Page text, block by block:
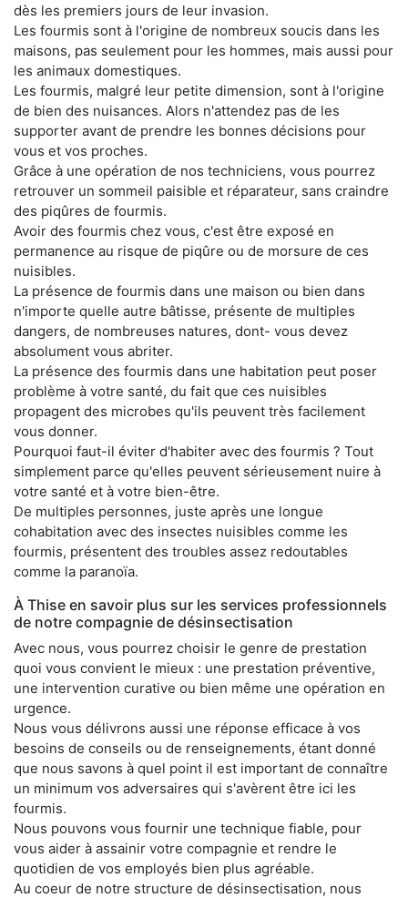
dès les premiers jours de leur invasion.
Les fourmis sont à l'origine de nombreux soucis dans les
maisons, pas seulement pour les hommes, mais aussi pour
les animaux domestiques.
Les fourmis, malgré leur petite dimension, sont à l'origine
de bien des nuisances. Alors n'attendez pas de les
supporter avant de prendre les bonnes décisions pour
vous et vos proches.
Grâce à une opération de nos techniciens, vous pourrez
retrouver un sommeil paisible et réparateur, sans craindre
des piqûres de fourmis.
Avoir des fourmis chez vous, c'est être exposé en
permanence au risque de piqûre ou de morsure de ces
nuisibles.
La présence de fourmis dans une maison ou bien dans
n'importe quelle autre bâtisse, présente de multiples
dangers, de nombreuses natures, dont- vous devez
absolument vous abriter.
La présence des fourmis dans une habitation peut poser
problème à votre santé, du fait que ces nuisibles
propagent des microbes qu'ils peuvent très facilement
vous donner.
Pourquoi faut-il éviter d'habiter avec des fourmis ? Tout
simplement parce qu'elles peuvent sérieusement nuire à
votre santé et à votre bien-être.
De multiples personnes, juste après une longue
cohabitation avec des insectes nuisibles comme les
fourmis, présentent des troubles assez redoutables
comme la paranoïa.
À Thise en savoir plus sur les services professionnels
de notre compagnie de désinsectisation
Avec nous, vous pourrez choisir le genre de prestation
quoi vous convient le mieux : une prestation préventive,
une intervention curative ou bien même une opération en
urgence.
Nous vous délivrons aussi une réponse efficace à vos
besoins de conseils ou de renseignements, étant donné
que nous savons à quel point il est important de connaître
un minimum vos adversaires qui s'avèrent être ici les
fourmis.
Nous pouvons vous fournir une technique fiable, pour
vous aider à assainir votre compagnie et rendre le
quotidien de vos employés bien plus agréable.
Au coeur de notre structure de désinsectisation, nous